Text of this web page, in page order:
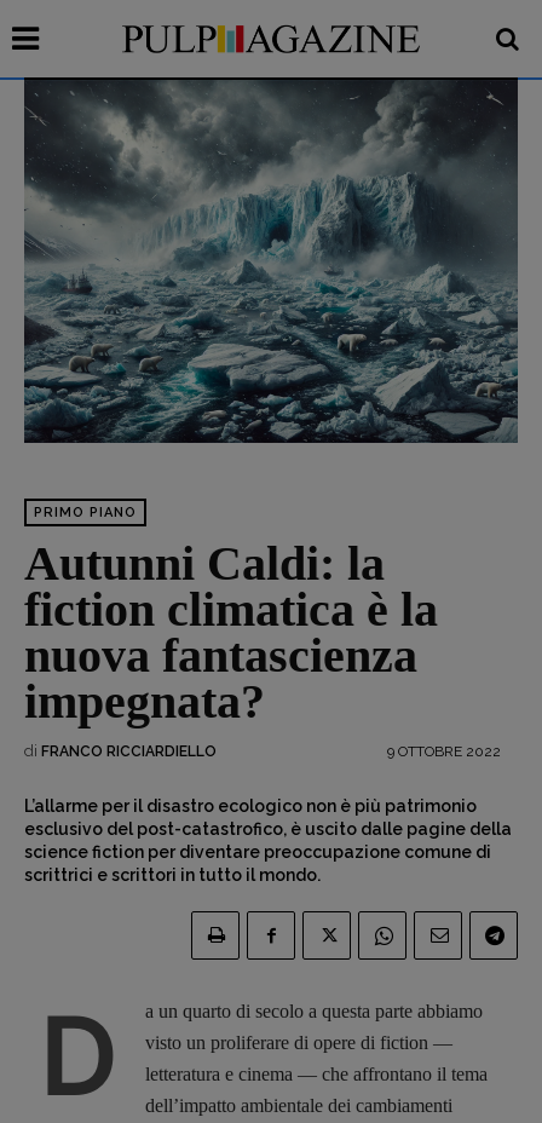
PRIMO PIANO
Autunni Caldi: la
fiction climatica è la
nuova fantascienza
impegnata?
di FRANCO RICCIARDIELLO 9 OTTOBRE 2022
L’allarme per il disastro ecologico non è più patrimonio
esclusivo del post-catastrofico, è uscito dalle pagine della
science fiction per diventare preoccupazione comune di
scrittrici e scrittori in tutto il mondo.
D
a un quarto di secolo a questa parte abbiamo
visto un proliferare di opere di fiction —
letteratura e cinema — che affrontano il tema
dell’impatto ambientale dei cambiamenti